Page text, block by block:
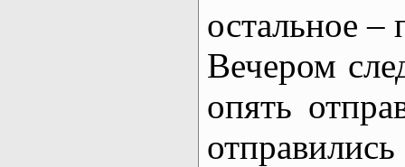
остальное –
Вечером
опять